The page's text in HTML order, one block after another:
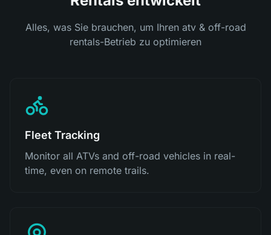
Alles, was Sie brauchen, um Ihren atv & off-road
rentals-Betrieb zu optimieren
Fleet Tracking
Monitor all ATVs and off-road vehicles in real-
time, even on remote trails.